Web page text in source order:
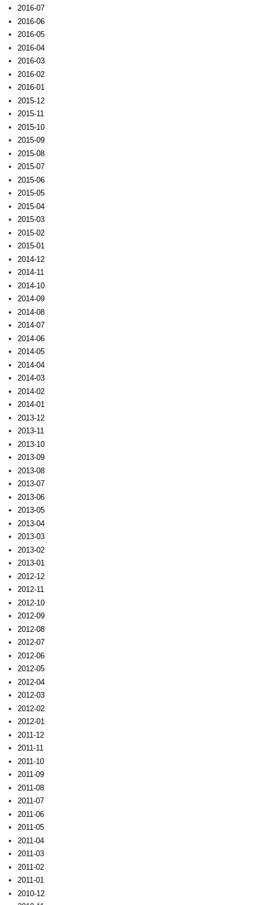
2016-07
2016-06
2016-05
2016-04
2016-03
2016-02
2016-01
2015-12
2015-11
2015-10
2015-09
2015-08
2015-07
2015-06
2015-05
2015-04
2015-03
2015-02
2015-01
2014-12
2014-11
2014-10
2014-09
2014-08
2014-07
2014-06
2014-05
2014-04
2014-03
2014-02
2014-01
2013-12
2013-11
2013-10
2013-09
2013-08
2013-07
2013-06
2013-05
2013-04
2013-03
2013-02
2013-01
2012-12
2012-11
2012-10
2012-09
2012-08
2012-07
2012-06
2012-05
2012-04
2012-03
2012-02
2012-01
2011-12
2011-11
2011-10
2011-09
2011-08
2011-07
2011-06
2011-05
2011-04
2011-03
2011-02
2011-01
2010-12